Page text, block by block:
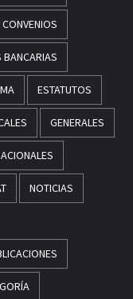
CONVENIOS
BANCARIAS
ESTATUTOS
GENERALES
NOTICIAS